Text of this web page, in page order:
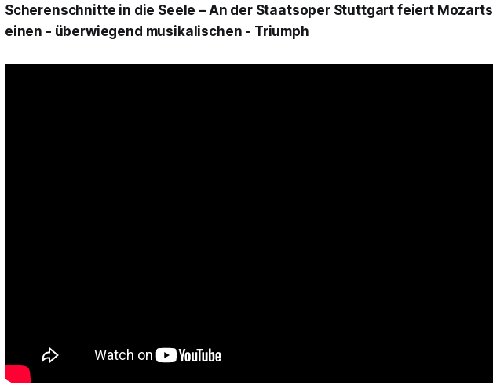
Scherenschnitte in die Seele – An der Staatsoper Stuttgart feiert Mozarts
einen - überwiegend musikalischen - Triumph